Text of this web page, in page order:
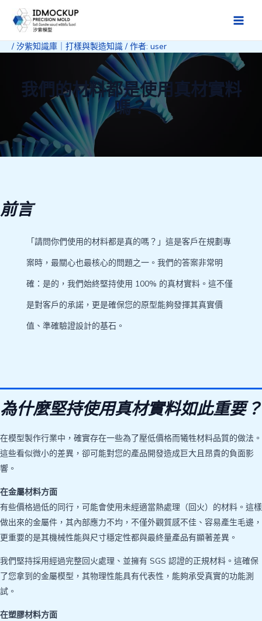
要
Main
/ 汐紫知識庫｜打樣與製造知識/ 作者: user
我們的材料都是使用真材實料
嗎？
前言
「請問你們使用的材料都是真的嗎？」這是客戶在規劃專
案時，最關心也最核心的問題之一。我們的答案非常明
確：是的，我們始終堅持使用 100% 的真材實料。這不僅
是對客戶的承諾，更是確保您的原型能夠發揮其真實價
值、準確驗證設計的基石。
為什麼堅持使用真材實料如此重要？
在模型製作行業中，確實存在一些為了壓低價格而犧牲材料品質的做法。
這些看似微小的差異，卻可能對您的產品開發造成巨大且昂貴的負面影
響。
在金屬材料方面
有些價格過低的同行，可能會使用未經適當熱處理（回火）的材料。這樣
做出來的金屬件，其內部應力不均，不僅外觀質感不佳、容易產生毛邊，
更重要的是其機械性能與尺寸穩定性都與最終量產品有顯著差異。
我們堅持採用經過完整回火處理、並擁有 SGS 認證的正規材料。這確保
了您拿到的金屬模型，其物理性能具有代表性，能夠承受真實的功能測
試。
在塑膠材料方面